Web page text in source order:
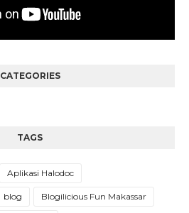
CATEGORIES
TAGS
Aplikasi Halodoc
blog Blogilicious Fun Makassar